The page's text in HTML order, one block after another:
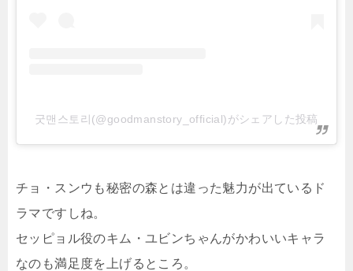
굿맨스토리(@goodmanstory_official)がシェアした投稿
チョ・スンウも秘密の森とは違った魅力が出ているド
ラマですしね。
セッピョル役のキム・ユビンちゃんがかわいいキャラ
なのも満足度を上げるところ。